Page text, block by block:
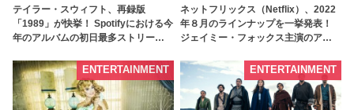
テイラー・スウィフト、再録版
「1989」が快挙！ Spotifyにおける今
年のアルバムの初日最多ストリーミ
ネットフリックス（Netflix）、2022
年８月のラインナップを一挙発表！
ジェイミー・フォックス主演のアク
ー」最終シーズン、「セリング・サ
ンセット」スピンオフなど -
tvgroove
ENTERTAINMENT ENTERTAINMENT